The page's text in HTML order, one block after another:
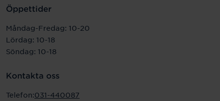
Öppettider
Måndag-Fredag: 10-20
Lördag: 10-18
Söndag: 10-18
Kontakta oss
Telefon:031-440087